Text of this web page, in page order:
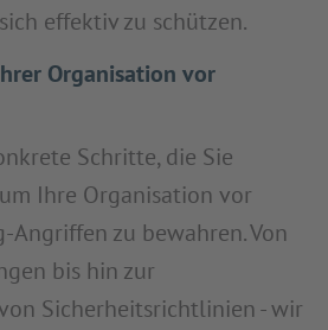
effektiv zu schützen.
Organisation vor
Schritte, die Sie
Ihre Organisation vor
Angriffen zu bewahren. Von
bis hin zur
Sicherheitsrichtlinien - wir